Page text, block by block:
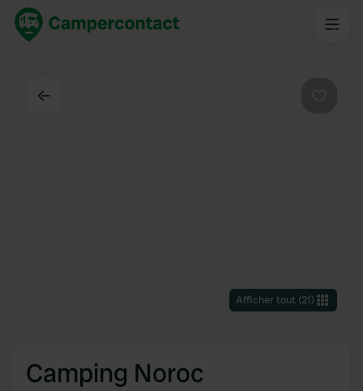
Afficher tout(21)
Camping Noroc